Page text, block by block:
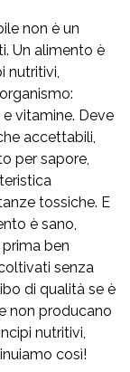
non è un
Un alimento è
nutritivi,
vitamine. Deve
accettabili,
per sapore,
tossiche. E
è sano,
ben
senza
di qualità se è
non producano
nutritivi,
così!